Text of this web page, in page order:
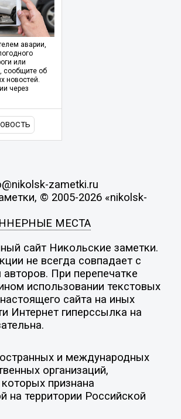
аварии,
или
сообщите об
новостей.
через
zametki.ru
© 2005-2026 «nikolsk-
МЕСТА
сайт Никольские заметки.
не всегда совпадает с
авторов. При перепечатке
использовании текстовых
сайта на иных
Интернет гиперссылка на
и международных
организаций,
признана
на территории Российской